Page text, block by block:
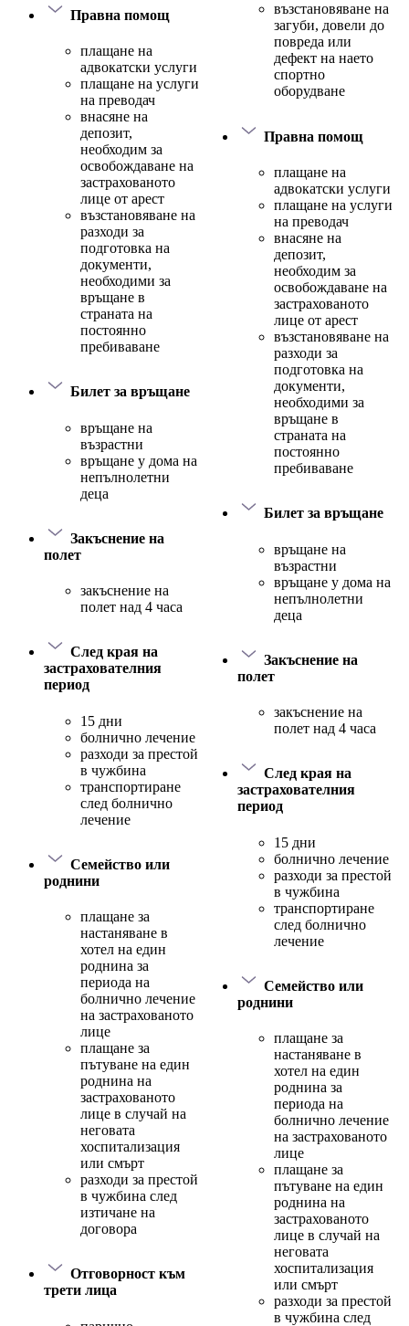
Правна помощ
плащане на
адвокатски услуги
плащане на услуги
на преводач
внасяне на
депозит,
необходим за
освобождаване на
застрахованото
лице от арест
възстановяване на
разходи за
подготовка на
документи,
необходими за
връщане в
страната на
постоянно
пребиваване
Билет за връщане
връщане на
възрастни
връщане у дома на
непълнолетни
деца
Закъснение на
полет
закъснение на
полет над 4 часа
След края на
застрахователния
период
15 дни
болнично лечение
разходи за престой
в чужбина
транспортиране
след болнично
лечение
Семейство или
роднини
плащане за
настаняване в
хотел на един
роднина за
периода на
болнично лечение
на застрахованото
лице
плащане за
пътуване на един
роднина на
застрахованото
лице в случай на
неговата
хоспитализация
или смърт
разходи за престой
в чужбина след
изтичане на
договора
Отговорност към
трети лица
възстановяване на
загуби, довели до
повреда или
дефект на наето
спортно
оборудване
Правна помощ
плащане на
адвокатски услуги
плащане на услуги
на преводач
внасяне на
депозит,
необходим за
освобождаване на
застрахованото
лице от арест
възстановяване на
разходи за
подготовка на
документи,
необходими за
връщане в
страната на
постоянно
пребиваване
Билет за връщане
връщане на
възрастни
връщане у дома на
непълнолетни
деца
Закъснение на
полет
закъснение на
полет над 4 часа
След края на
застрахователния
период
15 дни
болнично лечение
разходи за престой
в чужбина
транспортиране
след болнично
лечение
Семейство или
роднини
плащане за
настаняване в
хотел на един
роднина за
периода на
болнично лечение
на застрахованото
лице
плащане за
пътуване на един
роднина на
застрахованото
лице в случай на
неговата
хоспитализация
или смърт
разходи за престой
в чужбина след